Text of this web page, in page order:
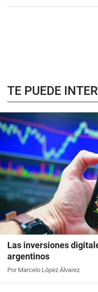
TE PUEDE
Las inversiones
argentinos
Por Marcelo López Álvarez